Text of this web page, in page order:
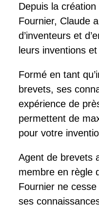
Depuis la création
Fournier, Claude
d’inventeurs et
leurs inventions
Formé en tant
brevets, ses
expérience de
permettent de
pour votre
Agent de brevets
membre en règle
Fournier ne cesse
ses